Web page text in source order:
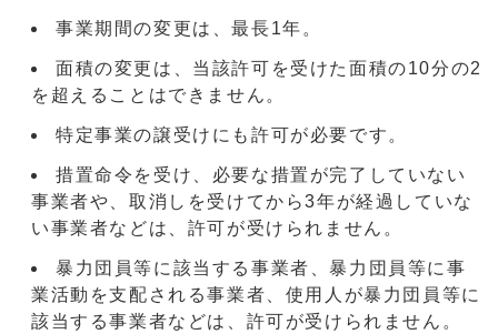
事業期間の変更は、最長1年。
面積の変更は、当該許可を受けた面積の10分の2
を超えることはできません。
特定事業の譲受けにも許可が必要です。
措置命令を受け、必要な措置が完了していない
事業者や、取消しを受けてから3年が経過していな
い事業者などは、許可が受けられません。
暴力団員等に該当する事業者、暴力団員等に事
業活動を支配される事業者、使用人が暴力団員等に
該当する事業者などは、許可が受けられません。